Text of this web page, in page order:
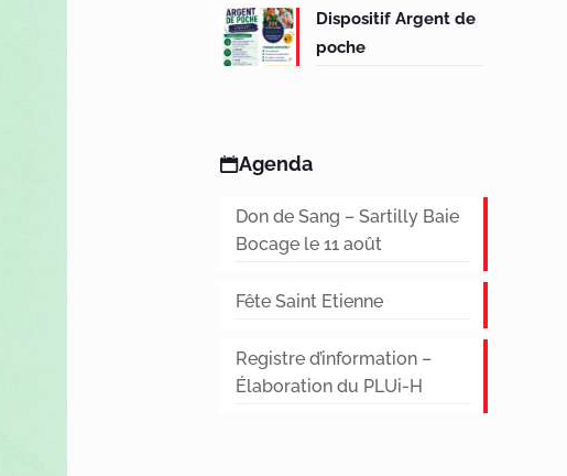
Dispositif Argent de
poche
Agenda
Don de Sang – Sartilly Baie
Bocage le 11 août
Fête Saint Etienne
Registre d’information –
Élaboration du PLUi-H